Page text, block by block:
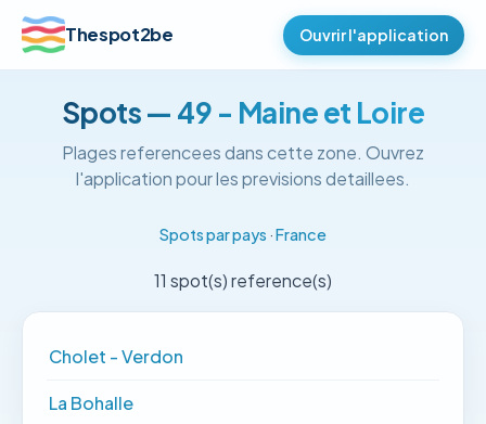
Thespot2be Ouvrir l'application
Spots — 49 - Maine et Loire
Plages referencees dans cette zone. Ouvrez
l'application pour les previsions detaillees.
Spots par pays ·France
11 spot(s) reference(s)
Cholet - Verdon
La Bohalle